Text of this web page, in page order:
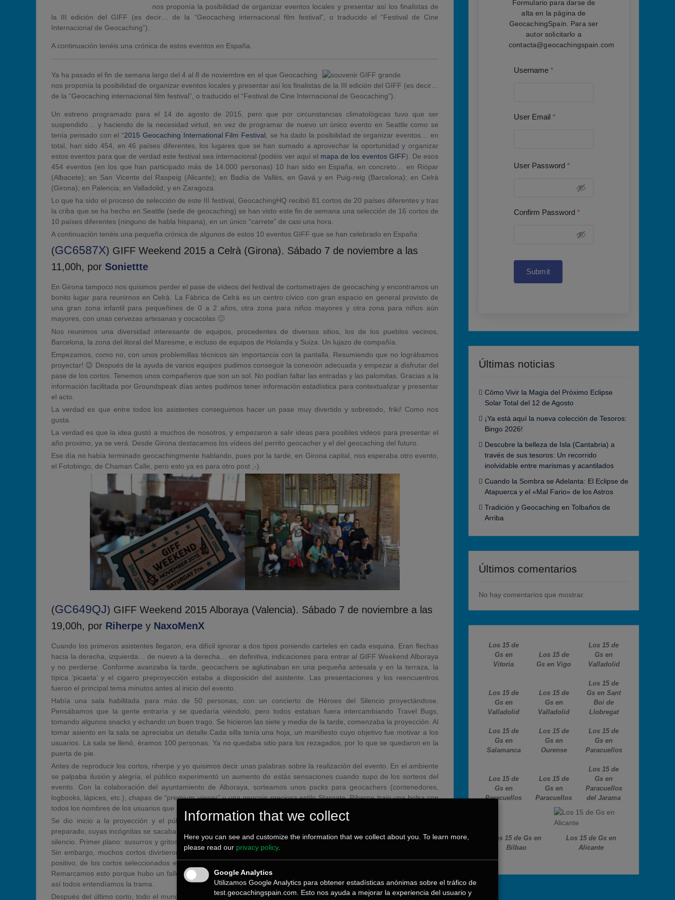
nos proponía la posibilidad de organizar eventos locales y presentar así los finalistas de
la III edición del GIFF (es decir… de la “Geocaching internacional film festival”, o traducido el “Festival de Cine
Internacional de Geocaching”).
A continuación tenéis una crónica de estos eventos en España.
Ya ha pasado el fin de semana largo del 4 al 8 de noviembre en el que Geocaching
nos proponía la posibilidad de organizar eventos locales y presentar así los finalistas de la III edición del GIFF (es decir…
de la “Geocaching internacional film festival”, o traducido el “Festival de Cine Internacional de Geocaching”).
Un estreno programado para el 14 de agosto de 2015, pero que por circunstancias climatológicas tuvo que ser
suspendido… y haciendo de la necesidad virtud, en vez de programar de nuevo un único evento en Seattle como se
tenía pensado con el “2015 Geocaching International Film Festival , se ha dado la posibilidad de organizar eventos… en
total, han sido 454, en 46 países diferentes, los lugares que se han sumado a aprovechar la oportunidad y organizar
estos eventos para que de verdad este festival sea internacional (podéis ver aquí el mapa de los eventos GIFF). De esos
454 eventos (en los que han participado más de 14.000 personas) 10 han sido en España, en concreto… en Riópar
(Albacete); en San Vicente del Raspeig (Alicante); en Badía de Vallès, en Gavá y en Puig-reig (Barcelona); en Celrà
(Girona); en Palencia; en Valladolid; y en Zaragoza.
Lo que ha sido el proceso de selección de este III festival, GeocachingHQ recibió 81 cortos de 20 países diferentes y tras
la criba que se ha hecho en Seattle (sede de geocaching) se han visto este fin de semana una selección de 16 cortos de
10 países diferentes (ninguno de habla hispana), en un único “carrete” de casi una hora.
A continuación tenéis una pequeña crónica de algunos de estos 10 eventos GIFF que se han celebrado en España:
(GC6587X) GIFF Weekend 2015 a Celrà (Girona). Sábado 7 de noviembre a las
11,00h, por Soniettte
En Girona tampoco nos quisimos perder el pase de vídeos del festival de cortometrajes de geocaching y encontramos un
bonito lugar para reunirnos en Celrà. La Fàbrica de Celrà es un centro cívico con gran espacio en general provisto de
una gran zona infantil para pequeñines de 0 a 2 años, otra zona para niños mayores y otra zona para niños aún
mayores, con unas cervezas artesanas y cocacolas 🙂
Nos reunimos una diversidad interesante de equipos, procedentes de diversos sitios, los de los pueblos vecinos,
Barcelona, la zona del litoral del Maresme, e incluso de equipos de Holanda y Suiza. Un lujazo de compañía.
Empezamos, como no, con unos problemillas técnicos sin importancia con la pantalla. Resumiendo que no lográbamos
proyectar! 😉 Después de la ayuda de varios equipos pudimos conseguir la conexión adecuada y empezar a disfrutar del
pase de los cortos. Tenemos unos compañeros que son un sol. No podían faltar las entradas y las palomitas. Gracias a la
información facilitada por Groundspeak días antes pudimos tener información estadística para contextualizar y presentar
el acto.
La verdad es que entre todos los asistentes conseguimos hacer un pase muy divertido y sobretodo, friki! Como nos
gusta.
La verdad es que la idea gustó a muchos de nosotros, y empezaron a salir ideas para posibles videos para presentar el
año proximo, ya se verá. Desde Girona destacamos los vídeos del perrito geocacher y el del geocaching del futuro.
Ese día no había terminado geocachingmente hablando, pues por la tarde, en Girona capital, nos esperaba otro evento,
el Fotobingo, de Chaman Calle, pero esto ya es para otro post ;-).
(GC649QJ) GIFF Weekend 2015 Alboraya (Valencia). Sábado 7 de noviembre a las
19,00h, por Riherpe y NaxoMenX
Cuando los primeros asistentes llegaron, era difícil ignorar a dos tipos poniendo carteles en cada esquina. Eran flechas
hacia la derecha, izquierda… de nuevo a la derecha… en definitiva, indicaciones para entrar al GIFF Weekend Alboraya
y no perderse. Conforme avanzaba la tarde, geocachers se aglutinaban en una pequeña antesala y en la terraza, la
típica ‘picaeta’ y el cigarro preproyección estaba a disposición del asistente. Las presentaciones y los reencuentros
fueron el principal tema minutos antes al inicio del evento.
Había una sala habilitada para más de 50 personas, con un concierto de Héroes del Silencio proyectándose.
Pensábamos que la gente entraría y se quedaría viéndolo, pero todos estaban fuera intercambiando Travel Bugs,
tomando algunos snacks y echando un buen trago. Se hicieron las siete y media de la tarde, comenzaba la proyección. Al
tomar asiento en la sala se apreciaba un detalle.Cada silla tenía una hoja, un manifiesto cuyo objetivo fue motivar a los
usuarios. La sala se llenó, éramos 100 personas. Ya no quedaba sitio para los rezagados, por lo que se quedaron en la
puerta de pie.
Antes de reproducir los cortos, riherpe y yo quisimos decir unas palabras sobre la realización del evento. En el ambiente
se palpaba ilusión y alegría, el público experimentó un aumento de estás sensaciones cuando supo de los sorteos del
evento. Con la colaboración del ayuntamiento de Alboraya, sorteamos unos packs para geocachers (contenedores,
logbooks, lápices, etc.), chapas de “premium viewer” y una geocoin preciosa estilo Stargate. Riherpe trajo una bolsa con
todos los nombres de los usuarios que hicieron su “will atend”, unas cuantas manos inocentes se encargaron del resto.
Se dio inicio a la proyección y el público se mantuvo en silencio, probablemente porque riherpe tenía un mystery
preparado, cuyas incógnitas se sacaban a partir de los cortos del GIFF. Título del primer corto: silencio. Fundido a negro:
silencio. Primer plano: susurros y gritos sobre la primera incógnita. Prácticamente, esa fue la dinámica de la proyección.
Sin embargo, muchos cortos divirtieron a los asistentes, haciéndoles reír, comentar momentos clave, etc. Un aspecto
positivo, de los cortos seleccionados en este GIFF 2015, fue la fácil comprensión de los mismos por parte del público.
Remarcamos esto porque hubo un fallo técnico respecto al sonido, apenas se oían con claridad los argumentos, y aun
así todos entendíamos la trama.
Después del último corto, todo el mundo aplaudió satisfecho por lo que había visto durante una hora. Era momento de
Formulario para darse de
alta en la página de
GeocachingSpain. Para ser
autor solicitarlo a
contacta@geocachingspain.com
Username *
User Email *
User Password *
Confirm Password *
Submit
Últimas noticias
Cómo Vivir la Magia del Próximo Eclipse
Solar Total del 12 de Agosto
¡Ya está aquí la nueva colección de Tesoros:
Bingo 2026!
Descubre la belleza de Isla (Cantabria) a
través de sus tesoros: Un recorrido
inolvidable entre marismas y acantilados
Cuando la Sombra se Adelanta: El Eclipse de
Atapuerca y el «Mal Fario» de los Astros
Tradición y Geocaching en Tolbaños de
Arriba
Últimos comentarios
No hay comentarios que mostrar.
Los 15 de
Gs en
Vitoria
Los 15 de
Gs en Vigo
Los 15 de
Gs en
Valladolid
Los 15 de
Gs en
Valladolid
Los 15 de
Gs en
Valladolid
Los 15 de
Gs en Sant
Boi de
Llobregat
Los 15 de
Gs en
Salamanca
Los 15 de
Gs en
Ourense
Los 15 de
Gs en
Paracuellos
Los 15 de
Gs en
Paracuellos
Los 15 de
Gs en
Paracuellos
Los 15 de
Gs en
Paracuellos
del Jarama
Los 15 de Gs en
Bilbao
Los 15 de Gs en
Alicante
Information that we collect
Here you can see and customize the information that we collect about you. To learn more,
please read our privacy policy.
Google Analytics
Utilizamos Google Analytics para obtener estadísticas anónimas sobre el tráfico de
test.geocachingspain.com. Esto nos ayuda a mejorar la experiencia del usuario y